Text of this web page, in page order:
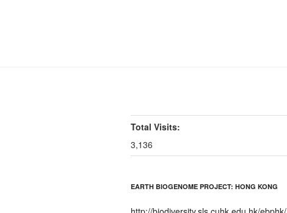
Total Visits:
3,136
EARTH BIOGENOME PROJECT: HONG KONG